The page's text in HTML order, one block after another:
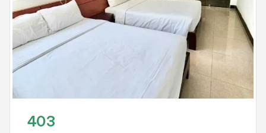
403